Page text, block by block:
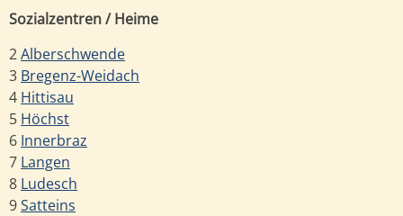
Sozialzentren / Heime
2Alberschwende
3 Bregenz-Weidach
4 Hittisau
5 Höchst
6 Innerbraz
7 Langen
8 Ludesch
9Satteins